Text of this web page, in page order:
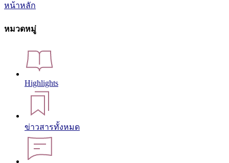
หน้าหลัก
หมวดหมู่
Highlights
ข่าวสารทั้งหมด